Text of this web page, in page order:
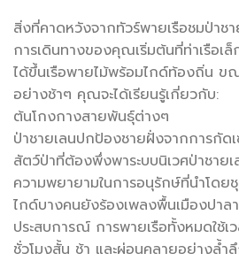
สิ่งที่คาดหวังจากทัวร์พายเรือชมป่าชา
การเดินทางของคุณเริ่มต้นที่ท่าเรือเ
ได้ขึ้นเรือพายไม้พร้อมไกด์ท้องถิ่น ข
อย่างช้าๆ คุณจะได้เรียนรู้เกี่ยวกับ:
ต้นโกงกางสายพันธุ์ต่างๆ
ป่าชายเลนปกป้องชายฝั่งจากการกัดเ
สัตว์ป่าที่ต้องพึ่งพาระบบนิเวศป่าชายเ
ความพยายามในการอนุรักษ์ที่นำโดย
ไกด์บางคนยังร้องเพลงพื้นเมืองปาล
ประสบการณ์ การพายเรือทั้งหมดใช้
ชั่วโมงสั้น ช้า และผ่อนคลายอย่างล้ำ